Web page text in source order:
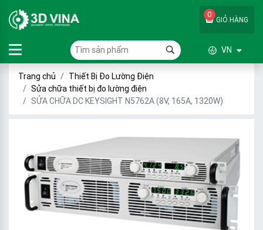
GIỎ HÀNG
0
VN
Trang chủ
Thiết Bị Đo Lường Điện
Sửa chữa thiết bị đo lường điện
SỬA CHỮA DC KEYSIGHT N5762A (8V, 165A, 1320W)